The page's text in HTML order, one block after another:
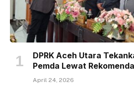
DPRK Aceh Utara
Pemda Lewat
April 24, 2026